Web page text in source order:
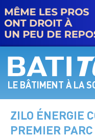
contenu
principal
LE BÂTIMENT À LA
ZILO ÉNERGIE
PREMIER